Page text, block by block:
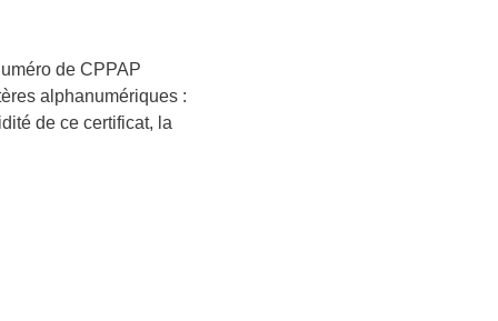
de CPPAP
alphanumériques :
de ce certificat, la